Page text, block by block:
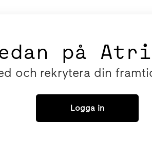
på
och rekrytera din
Logga in